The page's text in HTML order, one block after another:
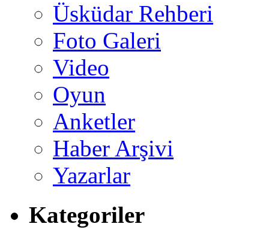
Üsküdar Rehberi
Foto Galeri
Video
Oyun
Anketler
Haber Arşivi
Yazarlar
Kategoriler